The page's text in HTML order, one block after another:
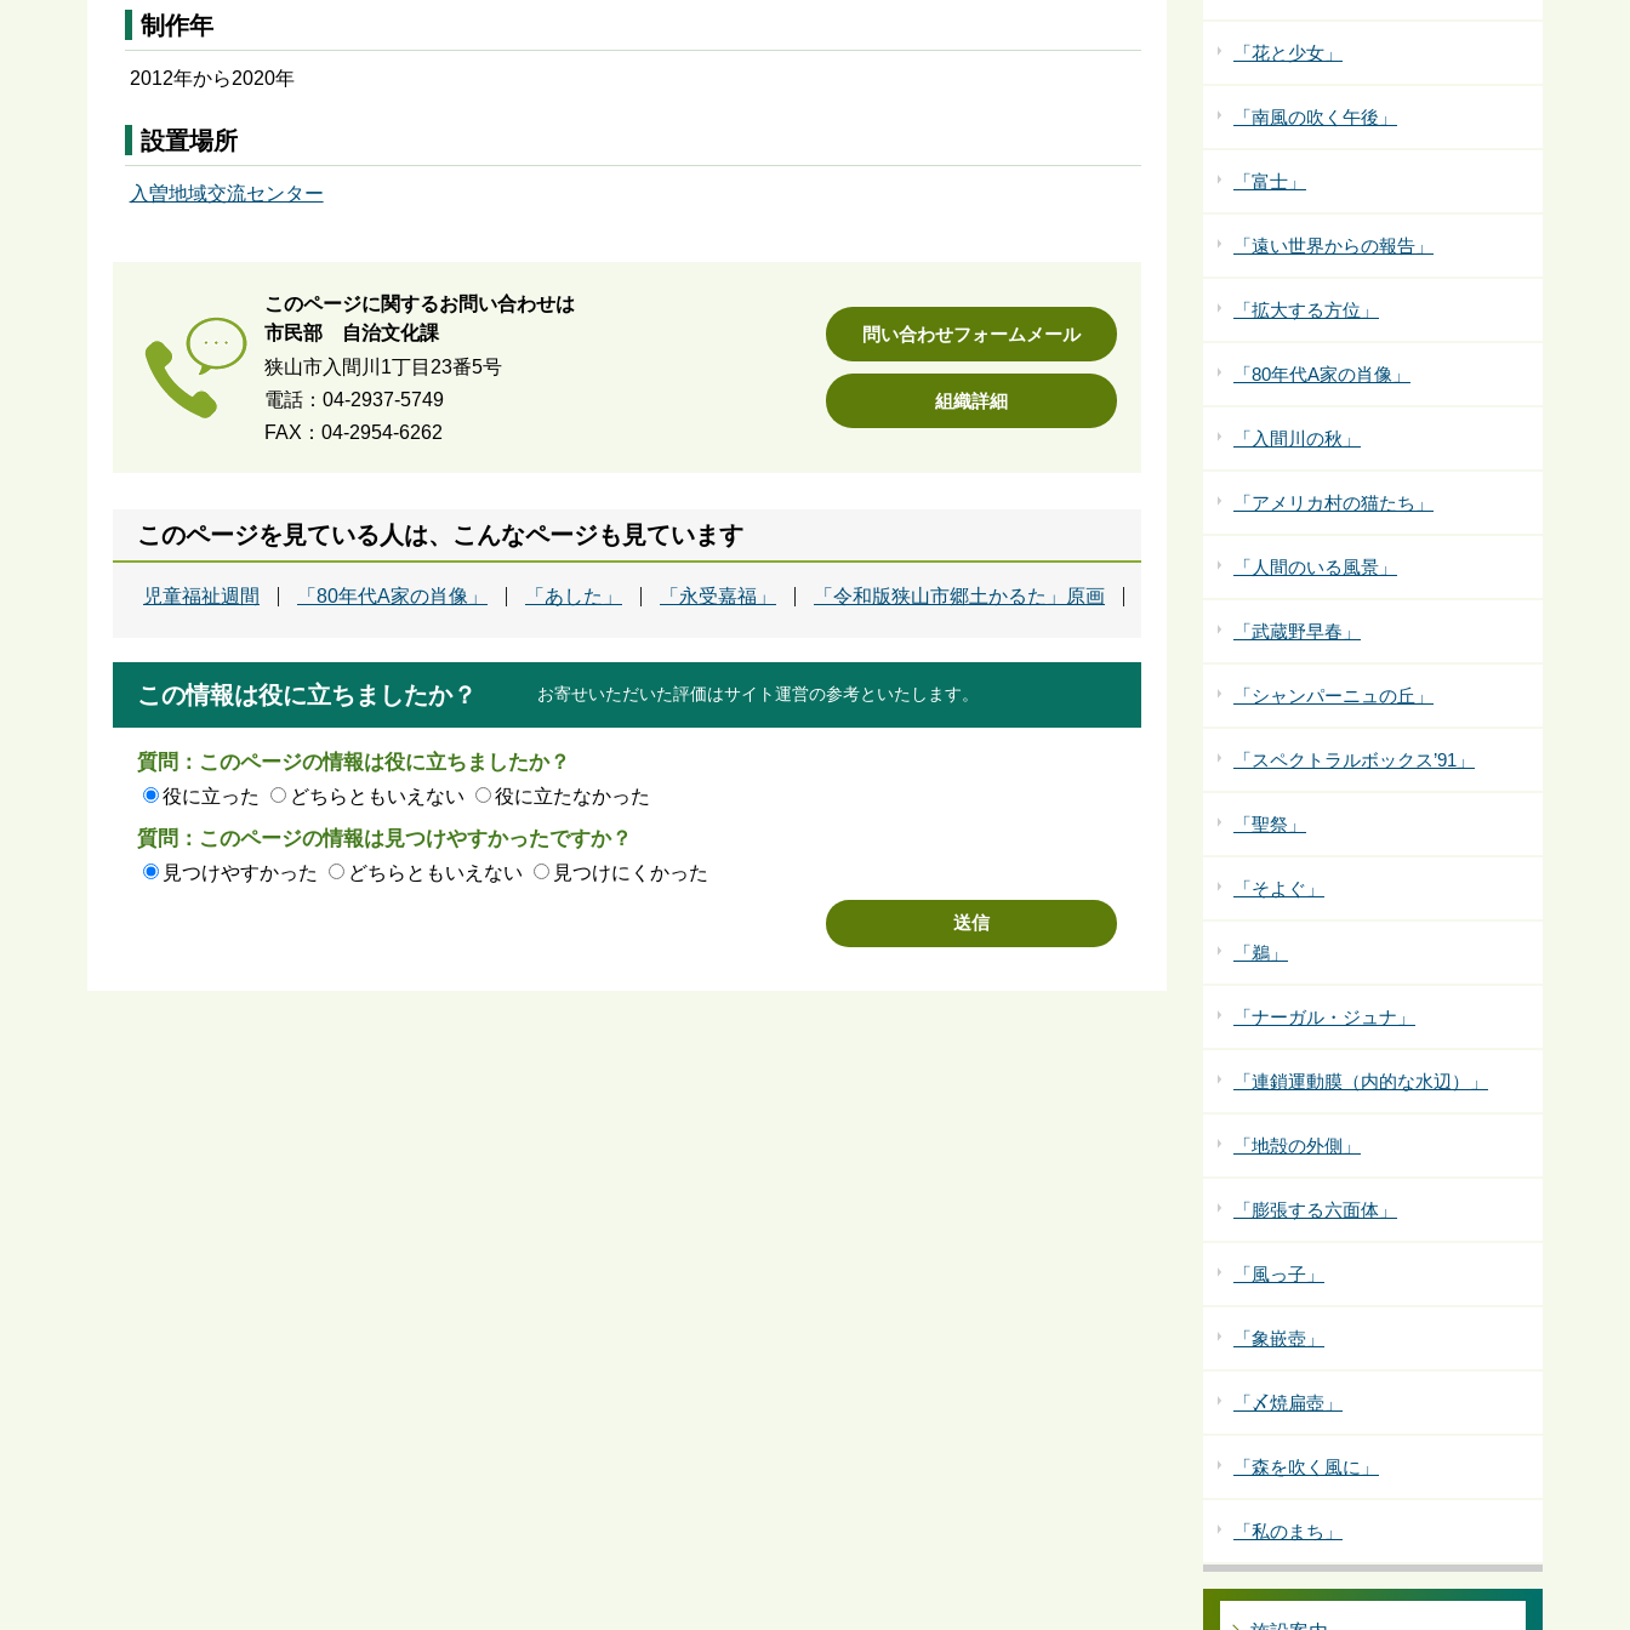
制作年
2012年から2020年
設置場所
入曽地域交流センター
このページに関するお問い合わせは
市民部 自治文化課
狭山市入間川1丁目23番5号
電話：04-2937-5749
FAX：04-2954-6262
問い合わせフォームメール
組織詳細
このページを見ている人は、こんなページも見ています
児童福祉週間 「80年代A家の肖像」 「あした」 「永受嘉福」 「令和版狭山市郷土かるた」原画
この情報は役に立ちましたか？ お寄せいただいた評価はサイト運営の参考といたします。
質問：このページの情報は役に立ちましたか？
役に立った どちらともいえない 役に立たなかった
質問：このページの情報は見つけやすかったですか？
見つけやすかった どちらともいえない 見つけにくかった
「花と少女」
「南風の吹く午後」
「富士」
「遠い世界からの報告」
「拡大する方位」
「80年代A家の肖像」
「入間川の秋」
「アメリカ村の猫たち」
「人間のいる風景」
「武蔵野早春」
「シャンパーニュの丘」
「スペクトラルボックス’91」
「聖祭」
「そよぐ」
「鵜」
「ナーガル・ジュナ」
「連鎖運動膜（内的な水辺）」
「地殻の外側」
「膨張する六面体」
「風っ子」
「象嵌壺」
「〆焼扁壺」
「森を吹く風に」
「私のまち」